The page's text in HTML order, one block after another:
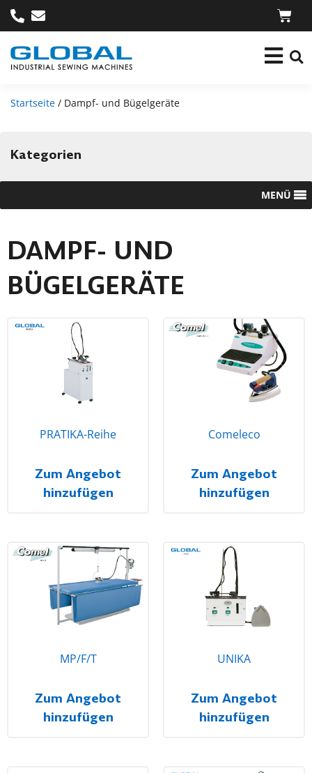
Startseite / Dampf- und Bügelgeräte
Kategorien
MENÜ
DAMPF- UND
BÜGELGERÄTE
PRATIKA-Reihe
Zum Angebot
hinzufügen
Comeleco
Zum Angebot
hinzufügen
MP/F/T
Zum Angebot
hinzufügen
UNIKA
Zum Angebot
hinzufügen